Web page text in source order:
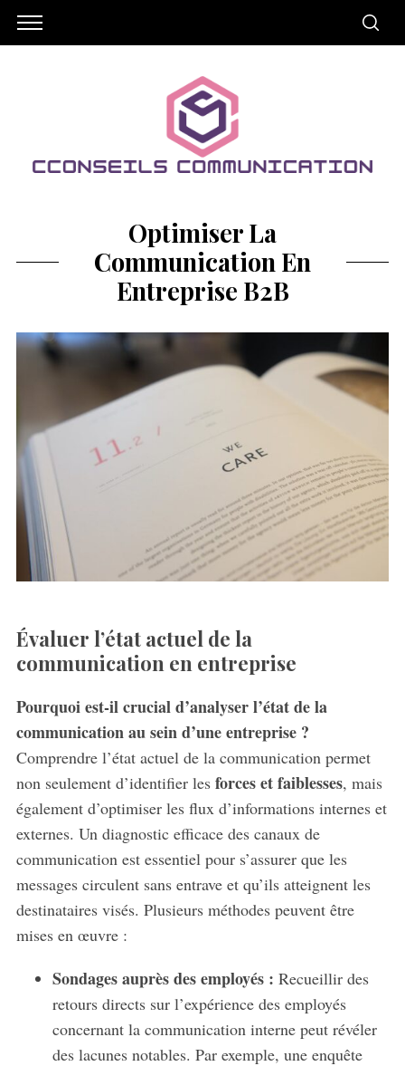
Optimiser La
Communication En
Entreprise B2B
Évaluer l’état actuel de la
communication en entreprise
Pourquoi est-il crucial d’analyser l’état de la
communication au sein d’une entreprise ?
Comprendre l’état actuel de la communication permet
non seulement d’identifier les forces et faiblesses, mais
également d’optimiser les flux d’informations internes et
externes. Un diagnostic efficace des canaux de
communication est essentiel pour s’assurer que les
messages circulent sans entrave et qu’ils atteignent les
destinataires visés. Plusieurs méthodes peuvent être
mises en œuvre :
Sondages auprès des employés : Recueillir des
retours directs sur l’expérience des employés
concernant la communication interne peut révéler
des lacunes notables. Par exemple, une enquête